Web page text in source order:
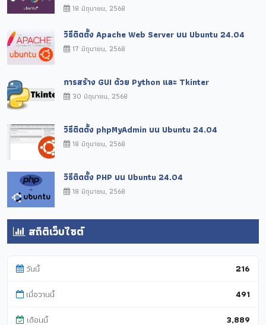
18 มิถุนายน, 2568
วิธีติดตั้ง Apache Web Server บน Ubuntu 24.04
17 มิถุนายน, 2568
การสร้าง GUI ด้วย Python และ Tkinter
30 มิถุนายน, 2568
วิธีติดตั้ง phpMyAdmin บน Ubuntu 24.04
18 มิถุนายน, 2568
วิธีติดตั้ง PHP บน Ubuntu 24.04
18 มิถุนายน, 2568
สถิติเว็บไซต์
วันนี้
216
เมื่อวานนี้
491
เดือนนี้
3,889